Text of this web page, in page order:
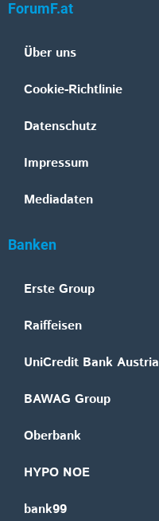
ForumF.at
Über uns
Cookie-Richtlinie
Datenschutz
Impressum
Mediadaten
Banken
Erste Group
Raiffeisen
UniCredit Bank Austria
BAWAG Group
Oberbank
HYPO NOE
bank99